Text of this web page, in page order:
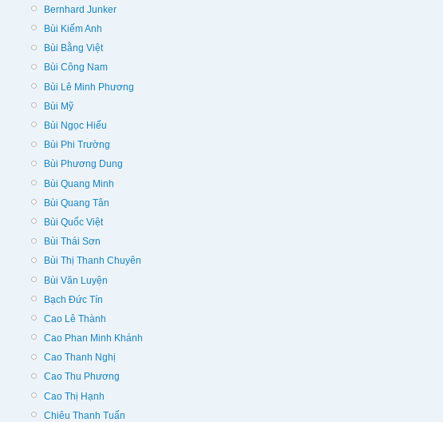
Bernhard Junker
Bùi Kiếm Anh
Bùi Bằng Việt
Bùi Công Nam
Bùi Lê Minh Phương
Bùi Mỹ
Bùi Ngọc Hiếu
Bùi Phi Trường
Bùi Phương Dung
Bùi Quang Minh
Bùi Quang Tân
Bùi Quốc Việt
Bùi Thái Sơn
Bùi Thị Thanh Chuyên
Bùi Văn Luyện
Bạch Đức Tín
Cao Lê Thành
Cao Phan Minh Khánh
Cao Thanh Nghị
Cao Thu Phương
Cao Thị Hạnh
Chiêu Thanh Tuấn